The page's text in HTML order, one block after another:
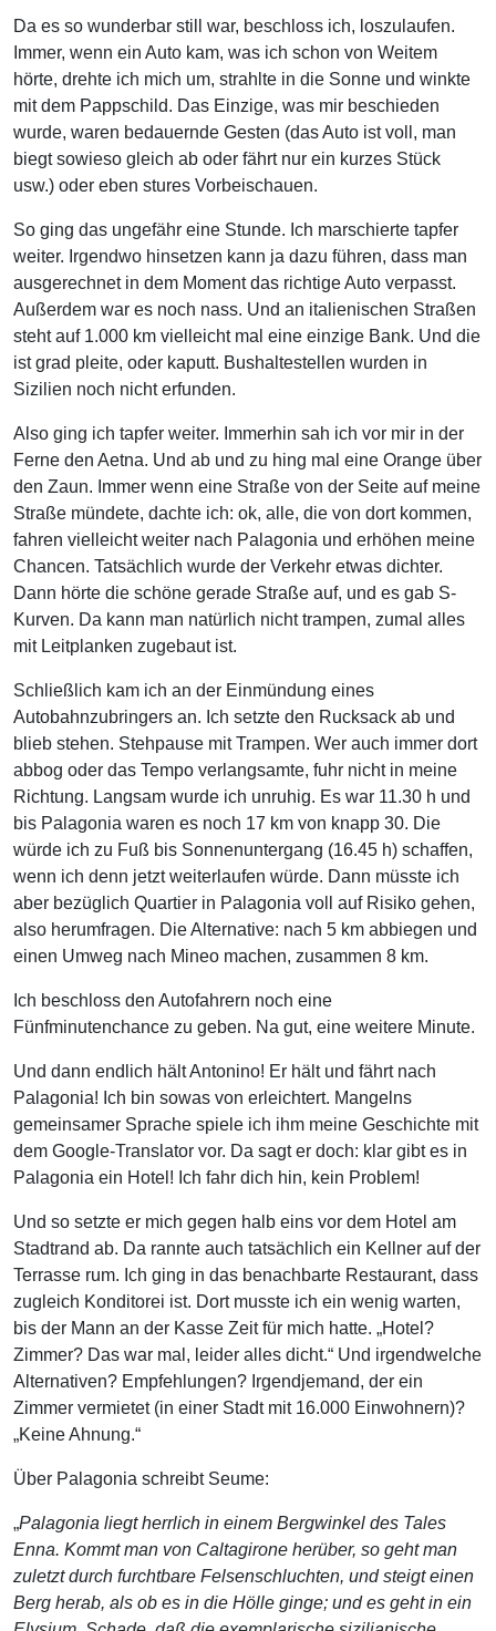
Da es so wunderbar still war, beschloss ich, loszulaufen.
Immer, wenn ein Auto kam, was ich schon von Weitem
hörte, drehte ich mich um, strahlte in die Sonne und winkte
mit dem Pappschild. Das Einzige, was mir beschieden
wurde, waren bedauernde Gesten (das Auto ist voll, man
biegt sowieso gleich ab oder fährt nur ein kurzes Stück
usw.) oder eben stures Vorbeischauen.
So ging das ungefähr eine Stunde. Ich marschierte tapfer
weiter. Irgendwo hinsetzen kann ja dazu führen, dass man
ausgerechnet in dem Moment das richtige Auto verpasst.
Außerdem war es noch nass. Und an italienischen Straßen
steht auf 1.000 km vielleicht mal eine einzige Bank. Und die
ist grad pleite, oder kaputt. Bushaltestellen wurden in
Sizilien noch nicht erfunden.
Also ging ich tapfer weiter. Immerhin sah ich vor mir in der
Ferne den Aetna. Und ab und zu hing mal eine Orange über
den Zaun. Immer wenn eine Straße von der Seite auf meine
Straße mündete, dachte ich: ok, alle, die von dort kommen,
fahren vielleicht weiter nach Palagonia und erhöhen meine
Chancen. Tatsächlich wurde der Verkehr etwas dichter.
Dann hörte die schöne gerade Straße auf, und es gab S-
Kurven. Da kann man natürlich nicht trampen, zumal alles
mit Leitplanken zugebaut ist.
Schließlich kam ich an der Einmündung eines
Autobahnzubringers an. Ich setzte den Rucksack ab und
blieb stehen. Stehpause mit Trampen. Wer auch immer dort
abbog oder das Tempo verlangsamte, fuhr nicht in meine
Richtung. Langsam wurde ich unruhig. Es war 11.30 h und
bis Palagonia waren es noch 17 km von knapp 30. Die
würde ich zu Fuß bis Sonnenuntergang (16.45 h) schaffen,
wenn ich denn jetzt weiterlaufen würde. Dann müsste ich
aber bezüglich Quartier in Palagonia voll auf Risiko gehen,
also herumfragen. Die Alternative: nach 5 km abbiegen und
einen Umweg nach Mineo machen, zusammen 8 km.
Ich beschloss den Autofahrern noch eine
Fünfminutenchance zu geben. Na gut, eine weitere Minute.
Und dann endlich hält Antonino! Er hält und fährt nach
Palagonia! Ich bin sowas von erleichtert. Mangelns
gemeinsamer Sprache spiele ich ihm meine Geschichte mit
dem Google-Translator vor. Da sagt er doch: klar gibt es in
Palagonia ein Hotel! Ich fahr dich hin, kein Problem!
Und so setzte er mich gegen halb eins vor dem Hotel am
Stadtrand ab. Da rannte auch tatsächlich ein Kellner auf der
Terrasse rum. Ich ging in das benachbarte Restaurant, dass
zugleich Konditorei ist. Dort musste ich ein wenig warten,
bis der Mann an der Kasse Zeit für mich hatte. „Hotel?
Zimmer? Das war mal, leider alles dicht.“ Und irgendwelche
Alternativen? Empfehlungen? Irgendjemand, der ein
Zimmer vermietet (in einer Stadt mit 16.000 Einwohnern)?
„Keine Ahnung.“
Über Palagonia schreibt Seume:
„Palagonia liegt herrlich in einem Bergwinkel des Tales
Enna. Kommt man von Caltagirone herüber, so geht man
zuletzt durch furchtbare Felsenschluchten, und steigt einen
Berg herab, als ob es in die Hölle ginge; und es geht in ein